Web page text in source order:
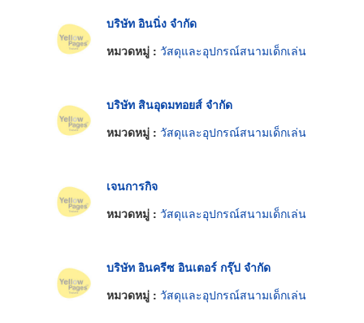
บริษัท อินนิ่ง จำกัด
หมวดหมู่ : วัสดุและอุปกรณ์สนามเด็กเล่น
บริษัท สินอุดมทอยส์ จำกัด
หมวดหมู่ : วัสดุและอุปกรณ์สนามเด็กเล่น
เจนการกิจ
หมวดหมู่ : วัสดุและอุปกรณ์สนามเด็กเล่น
บริษัท อินครีซ อินเตอร์ กรุ๊ป จำกัด
หมวดหมู่ : วัสดุและอุปกรณ์สนามเด็กเล่น